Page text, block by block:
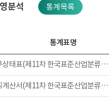
분석 통계목록
통계표명
재무상태표(제11차 한국표준산업분류， 2009~)
손익계산서(제11차 한국표준산업분류， 2009~)